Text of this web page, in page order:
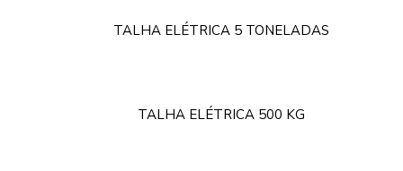
TALHA ELÉTRICA 5 TONELADAS
TALHA ELÉTRICA 500 KG